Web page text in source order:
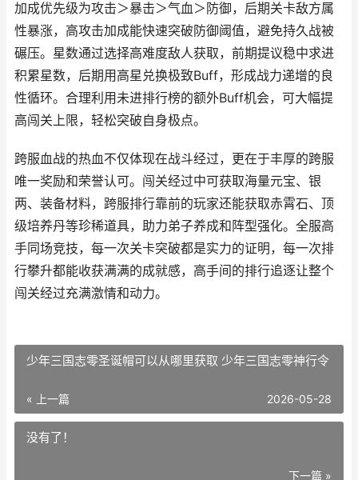
加成优先级为攻击＞暴击＞气血＞防御，后期关卡敌方属
性暴涨，高攻击加成能快速突破防御阈值，避免持久战被
碾压。星数通过选择高难度敌人获取，前期提议稳中求进
积累星数，后期用高星兑换极致Buff，形成战力递增的良
性循环。合理利用未进排行榜的额外Buff机会，可大幅提
高闯关上限，轻松突破自身极点。
跨服血战的热血不仅体现在战斗经过，更在于丰厚的跨服
唯一奖励和荣誉认可。闯关经过中可获取海量元宝、银
两、装备材料，跨服排行靠前的玩家还能获取赤霄石、顶
级培养丹等珍稀道具，助力弟子养成和阵型强化。全服高
手同场竞技，每一次关卡突破都是实力的证明，每一次排
行攀升都能收获满满的成就感，高手间的排行追逐让整个
闯关经过充满激情和动力。
少年三国志零圣诞帽可以从哪里获取 少年三国志零神行令
« 上一篇 2026-05-28
没有了！
下一篇 »